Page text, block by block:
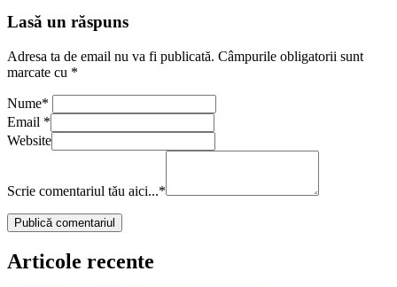
Lasă un răspuns
Adresa ta de email nu va fi publicată. Câmpurile obligatorii sunt
marcate cu *
Nume*
Email *
Website
Scrie comentariul tău aici...*
Articole recente